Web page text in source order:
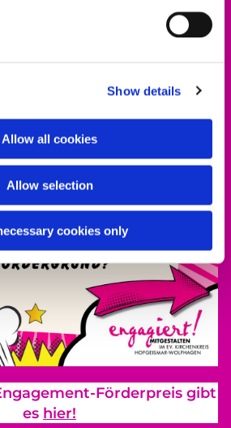
Show details
Allow all cookies
Allow selection
cookies only
Förderpreis gibt
es hier!